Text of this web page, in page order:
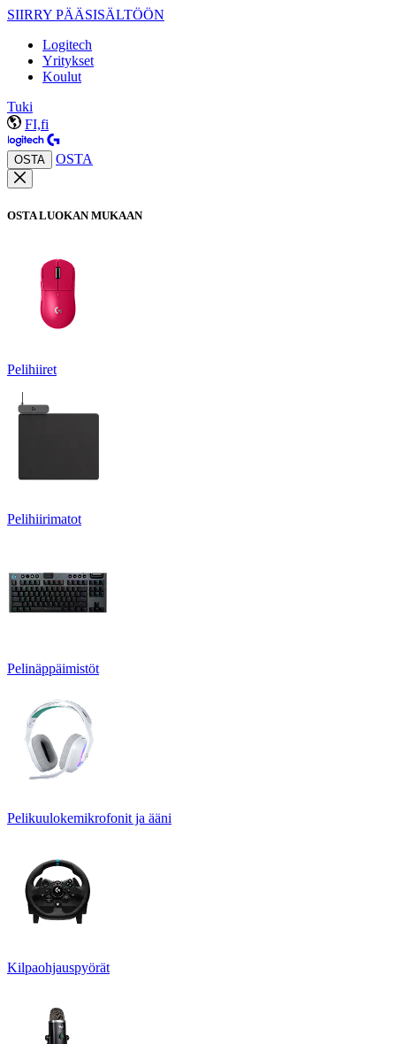
SIIRRY PÄÄSISÄLTÖÖN
Logitech
Yritykset
Koulut
Tuki
FI,fi
OSTA OSTA
OSTA LUOKAN MUKAAN
Pelihiiret
Pelihiirimatot
Pelinäppäimistöt
Pelikuulokemikrofonit ja ääni
Kilpaohjauspyörät